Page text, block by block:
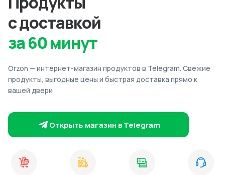
с доставкой
за 60 минут
Orzon — интернет-магазин продуктов в Telegram. Свежие
продукты, выгодные цены и быстрая доставка прямо к
вашей двери
Открыть магазин в Telegram